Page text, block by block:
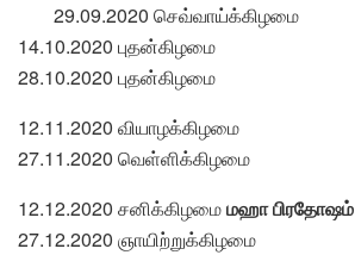
29.09.2020 செவ்வாய்க்கிழமை
14.10.2020 புதன்கிழமை
28.10.2020 புதன்கிழமை
12.11.2020 வியாழக்கிழமை
27.11.2020 வெள்ளிக்கிழமை
12.12.2020 சனிக்கிழமைமஹா பிரதோஷம்
27.12.2020 ஞாயிற்றுக்கிழமை